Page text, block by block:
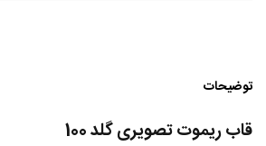
توضیحات
قاب ریموت تصویری گلد 100